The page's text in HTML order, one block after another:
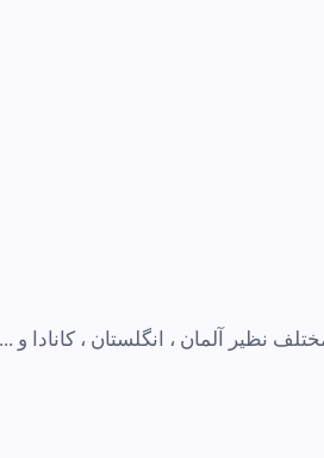
آلمان ، انگلستان ، کانادا و